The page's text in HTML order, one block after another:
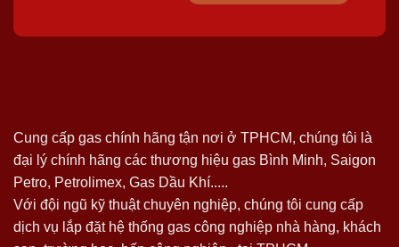
Cung cấp gas chính hãng tận nơi ở TPHCM, chúng tôi là
đại lý chính hãng các thương hiệu gas Bình Minh, Saigon
Petro, Petrolimex, Gas Dầu Khí.....
Với đội ngũ kỹ thuật chuyên nghiệp, chúng tôi cung cấp
dịch vụ lắp đặt hệ thống gas công nghiệp nhà hàng, khách